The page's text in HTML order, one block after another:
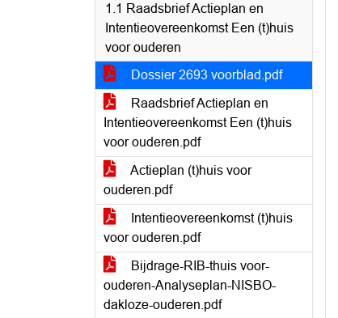
1.1 Raadsbrief Actieplan en
Intentieovereenkomst Een (t)huis
voor ouderen
Dossier 2693 voorblad.pdf
Raadsbrief Actieplan en
Intentieovereenkomst Een (t)huis
voor ouderen.pdf
Actieplan (t)huis voor
ouderen.pdf
Intentieovereenkomst (t)huis
voor ouderen.pdf
Bijdrage-RIB-thuis voor-
ouderen-Analyseplan-NISBO-
dakloze-ouderen.pdf